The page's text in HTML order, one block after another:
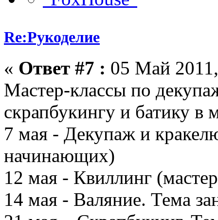
Re:Рукоделие
« Ответ #7 : 05 Май
Мастер-классы по
скрапбукингу и батику в
7 мая - Декупаж и
начинающих)
12 мая - Квиллинг
14 мая - Валяние. Тема